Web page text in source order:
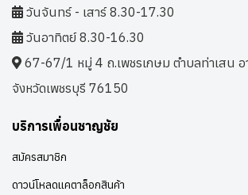
วันจันทร์ - เสาร์ 8.30-17.30
วันอาทิตย์ 8.30-16.30
67-67/1 หมู่ 4 ถ.เพชรเกษม ตำบลท่าเสน อ
จังหวัดเพชรบุรี 76150
บริการเพื่อนชาญชัย
สมัครสมาชิก
ดาวน์โหลดแคตาล็อกสินค้า